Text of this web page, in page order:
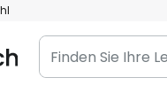
Finden
Sie